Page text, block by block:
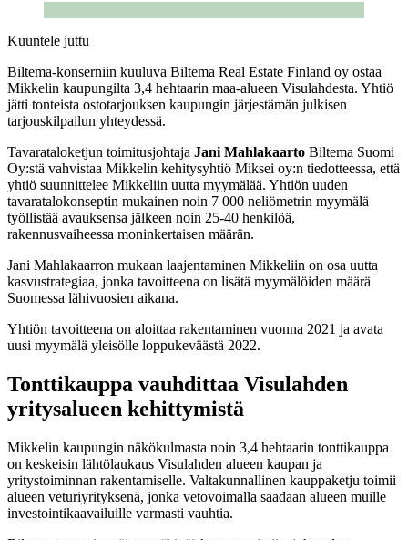
Kuuntele juttu
Biltema-konserniin kuuluva Biltema Real Estate Finland oy ostaa
Mikkelin kaupungilta 3,4 hehtaarin maa-alueen Visulahdesta. Yhtiö
jätti tonteista ostotarjouksen kaupungin järjestämän julkisen
tarjouskilpailun yhteydessä.
Tavarataloketjun toimitusjohtaja Jani Mahlakaarto Biltema Suomi
Oy:stä vahvistaa Mikkelin kehitysyhtiö Miksei oy:n tiedotteessa, että
yhtiö suunnittelee Mikkeliin uutta myymälää. Yhtiön uuden
tavaratalokonseptin mukainen noin 7 000 neliömetrin myymälä
työllistää avauksensa jälkeen noin 25-40 henkilöä,
rakennusvaiheessa moninkertaisen määrän.
Jani Mahlakaarron mukaan laajentaminen Mikkeliin on osa uutta
kasvustrategiaa, jonka tavoitteena on lisätä myymälöiden määrä
Suomessa lähivuosien aikana.
Yhtiön tavoitteena on aloittaa rakentaminen vuonna 2021 ja avata
uusi myymälä yleisölle loppukeväästä 2022.
Tonttikauppa vauhdittaa Visulahden
yritysalueen kehittymistä
Mikkelin kaupungin näkökulmasta noin 3,4 hehtaarin tonttikauppa
on keskeisin lähtölaukaus Visulahden alueen kaupan ja
yritystoiminnan rakentamiselle. Valtakunnallinen kauppaketju toimii
alueen veturiyrityksenä, jonka vetovoimalla saadaan alueen muille
investointikaavailuille varmasti vauhtia.